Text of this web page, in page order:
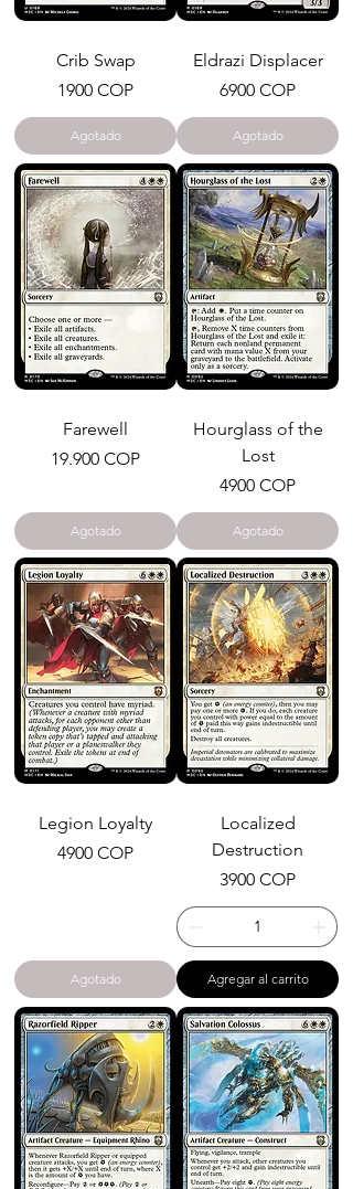
Crib Swap
Precio
1900 COP
Agotado
Eldrazi Displacer
Precio
6900 COP
Agotado
Farewell
Precio
19.900 COP
Agotado
Hourglass of the
Lost
Precio
4900 COP
Agotado
Legion Loyalty
Precio
4900 COP
Agotado
Localized
Destruction
Precio
3900 COP
Agregar al carrito